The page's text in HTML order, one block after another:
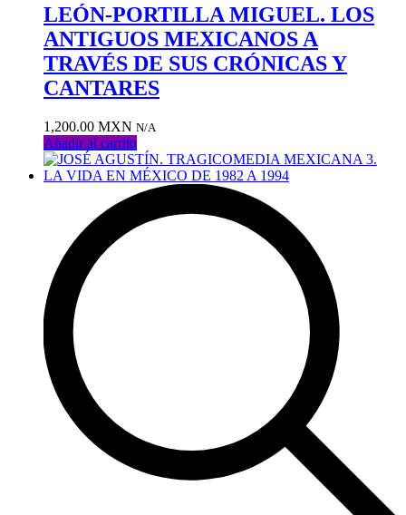
la
lista
de
deseos
LEÓN-PORTILLA MIGUEL. LOS
ANTIGUOS MEXICANOS A
TRAVÉS DE SUS CRÓNICAS Y
CANTARES
1,200.00 MXN N/A
Añadir al carrito